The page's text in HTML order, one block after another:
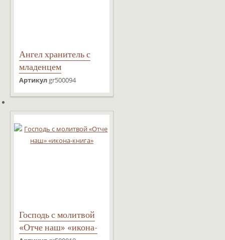
Ангел хранитель с
младенцем
Артикул gr500094
Господь с молитвой
«Отче наш» «икона-